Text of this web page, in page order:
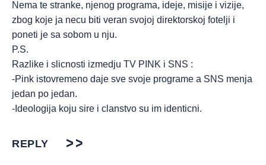
Nema te stranke, njenog programa, ideje, misije i vizije,
zbog koje ja necu biti veran svojoj direktorskoj fotelji i
poneti je sa sobom u nju.
P.S.
Razlike i slicnosti izmedju TV PINK i SNS :
-Pink istovremeno daje sve svoje programe a SNS menja
jedan po jedan.
-Ideologija koju sire i clanstvo su im identicni.
REPLY